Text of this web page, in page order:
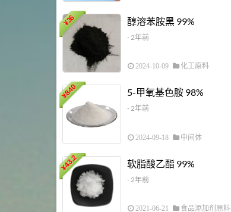
¥
36 醇溶苯胺黑 99%
- 2年前
2024-10-09 化工原料
¥
840 5-甲氧基色胺 98%
- 2年前
2024-09-18 中间体
¥
43.2 软脂酸乙酯 99%
- 2年前
2021-06-21 食品添加剂原料